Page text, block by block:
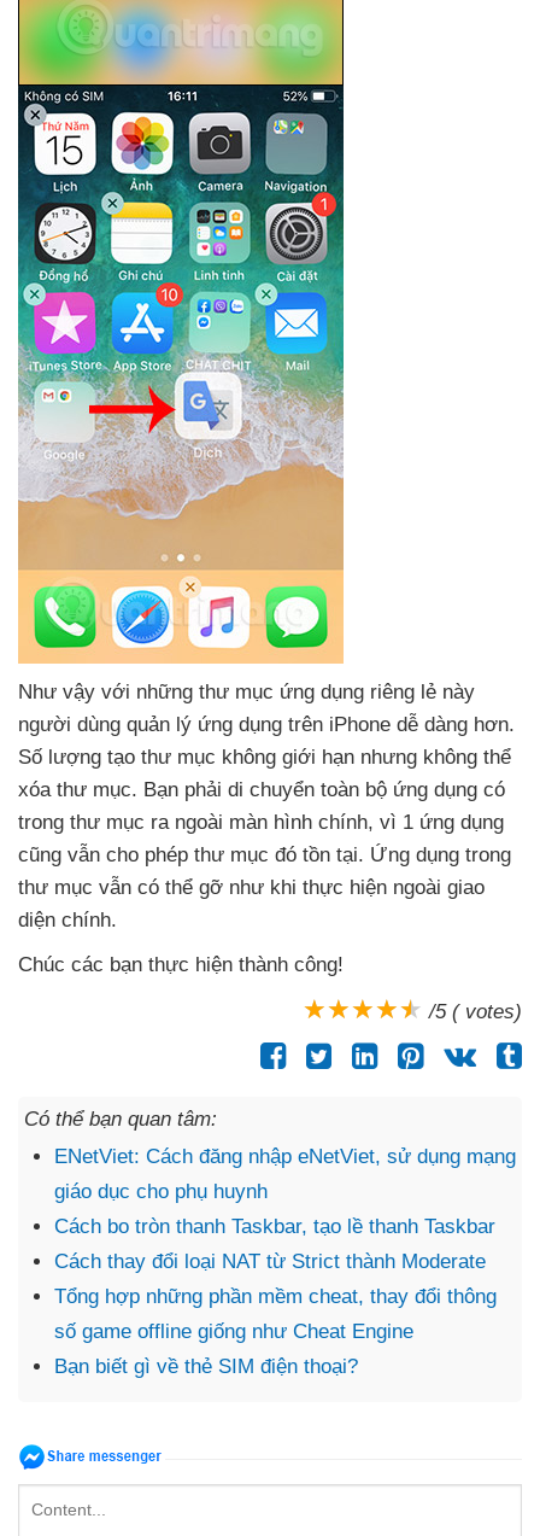
Như vậy với những thư mục ứng dụng riêng lẻ này
người dùng quản lý ứng dụng trên iPhone dễ dàng hơn.
Số lượng tạo thư mục không giới hạn nhưng không thể
xóa thư mục. Bạn phải di chuyển toàn bộ ứng dụng có
trong thư mục ra ngoài màn hình chính, vì 1 ứng dụng
cũng vẫn cho phép thư mục đó tồn tại. Ứng dụng trong
thư mục vẫn có thể gỡ như khi thực hiện ngoài giao
diện chính.
Chúc các bạn thực hiện thành công!
/5 ( votes)
Có thể bạn quan tâm:
ENetViet: Cách đăng nhập eNetViet, sử dụng mạng
giáo dục cho phụ huynh
Cách bo tròn thanh Taskbar, tạo lề thanh Taskbar
Cách thay đổi loại NAT từ Strict thành Moderate
Tổng hợp những phần mềm cheat, thay đổi thông
số game offline giống như Cheat Engine
Bạn biết gì về thẻ SIM điện thoại?